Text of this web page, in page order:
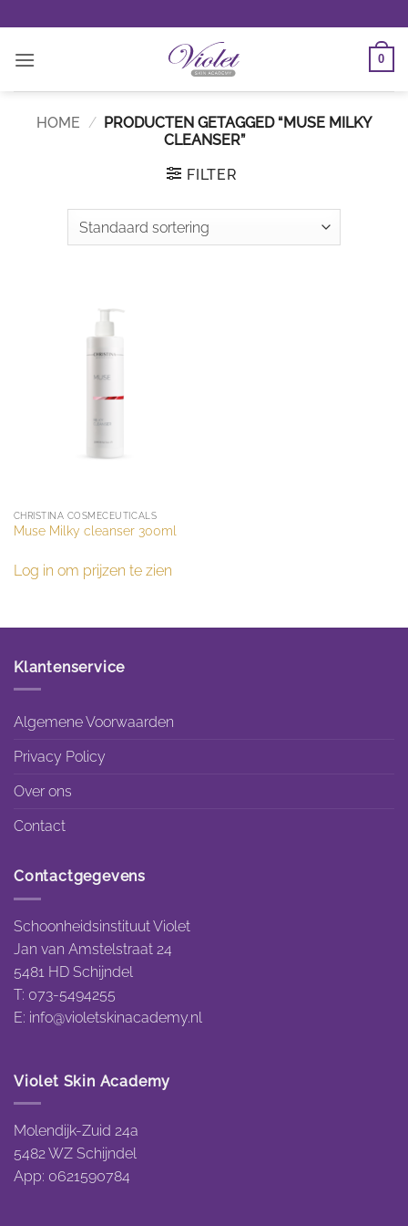
naar
inhoud
0
HOME / PRODUCTEN GETAGGED “MUSE MILKY
CLEANSER”
FILTER
CHRISTINA COSMECEUTICALS
Muse Milky cleanser 300ml
Log in om prijzen te zien
Klantenservice
Algemene Voorwaarden
Privacy Policy
Over ons
Contact
Contactgegevens
Schoonheidsinstituut Violet
Jan van Amstelstraat 24
5481 HD Schijndel
T: 073-5494255
E: info@violetskinacademy.nl
Violet Skin Academy
Molendijk-Zuid 24a
5482 WZ Schijndel
App: 0621590784